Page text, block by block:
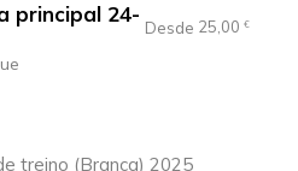
principal 24-
Desde 25,00 €